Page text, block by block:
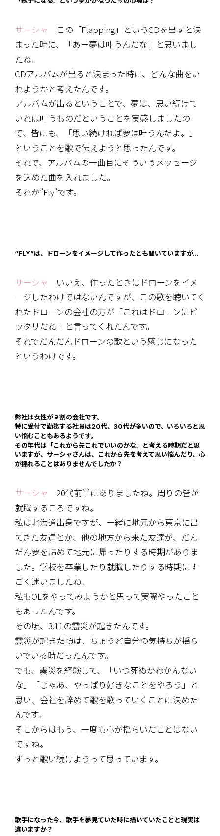
サーシャ この「Flapping」というCDを出すと決
まった時に、「あー夢は叶うんだな」と思いまし
たね。
CDアルバムが出ると決まった時に、どんな曲をい
れようかと考えたんです。
アルバムが出るということで、夢は、思い続けて
いれば叶うものだということを実感しましたの
で、皆にも、「思い続ければ夢は叶うんだよ。」
ということを歌で伝えようと思ったんです。
それで、アルバムの一曲目にそういうメッセージ
を込めた曲を入れました。
それが”Fly”です。
“FLY”は、ドローンをイメージして作ったとも聞いていますが…
サーシャ いいえ、作ったときはドローンをイメ
ージしたわけではないんですが、この歌を聴いてく
れたドローンの会社の方が「これはドローンにピ
ッタリだね」と言ってくれたんです。
それでだんだんドローンの歌という感じになった
というわけです。
弊社は女性が９割の会社です。
特に受付で勤務する社員は20代、30代が多いので、いろいろと思
い悩むこともあるようです。
その年代は「これから先これでいいのかな」と考える時期だと思
いますが、サーシャさんは、これから先を考えて思い悩んだり、心
が揺れることはありませんでしたか？
サーシャ 20代前半にありましたね。周りの皆が
就職するころですね。
私は北海道出身ですが、一緒に地元から東京に出
てきた友達とか、他の地方から来た友達が、だん
だん夢を諦めて地元に帰ったりする時期がありま
した。学校を卒業したり就職したりする時期にす
ごく迷いましたね。
私もOLをやってみようかと思って実際やったこと
もあったんです。
その頃、3.11の震災が起きたんです。
震災が起きた頃は、ちょうど自分の気持ちが揺ら
いでいる時だったんです。
でも、震災を経験して、「いつ死ぬかわかんない
な」「じゃあ、やっぱり好きなことをやろう」と
思い、会社を辞めて歌を歌っていくことに決めた
んです。
そこからはもう、一度も心が揺らいだことはない
ですね。
ずっと歌い続けようって思っています。
歌手になった今、歌手を夢見ていた時に描いていたことと現実は
違いますか？